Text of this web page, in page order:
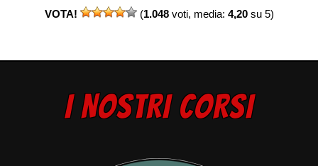
VOTA! (1.048voti, media: 4,20su 5)
I NOSTRI CORSI